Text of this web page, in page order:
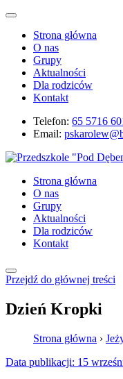
Strona główna
O nas
Grupy
Aktualności
Dla rodziców
Kontakt
Telefon: 65 5716
Email:
Strona główna
O nas
Grupy
Aktualności
Dla rodziców
Kontakt
Przejdź do głównej treści
Dzień Kropki
Strona główna ›
Data publikacji: 15